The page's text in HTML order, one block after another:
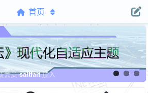
首页
会员saltfalt加入